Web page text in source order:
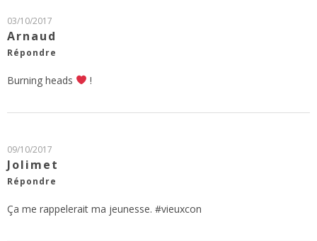
03/10/2017
Arnaud
Répondre
Burning heads !
09/10/2017
Jolimet
Répondre
Ça me rappelerait ma jeunesse. #vieuxcon